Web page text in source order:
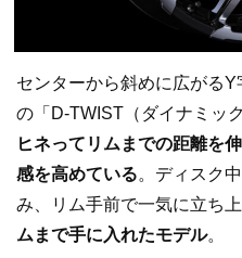
センターから斜めに広がる
の「D-TWIST（ダイナミッ
ヒネってリムまでの距離を
感を高めている。ディスク
み、リム手前で一気に立ち
ムまで手に入れたモデル。